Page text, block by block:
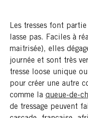
Les tresses font
lasse pas. Faciles à
maitrisée), elles
journée et sont très
tresse loose unique
pour créer une autre
comme la queue-de-
de tressage peuvent